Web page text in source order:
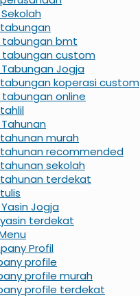
tabungan bmt
tabungan custom
Jogja
koperasi custom
online
murah
recommended
sekolah
terdekat
Jogja
terdekat
Profil
profile
profile murah
profile terdekat